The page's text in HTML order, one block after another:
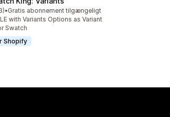
i alt
•Gratis abonnement tilgængeligt
with Variants Options as Variant
Swatch
Shopify